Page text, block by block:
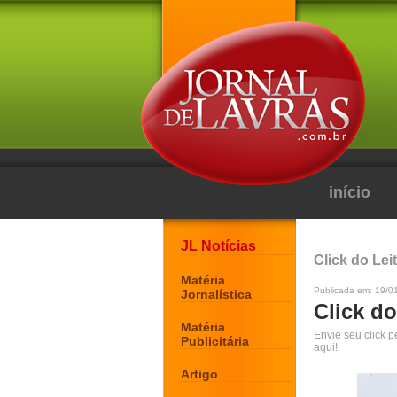
início
JL Notícias
Matéria
Jornalística
Matéria
Publicitária
Artigo
Click do
Publicada em: 19/
Click
Envie seu click
aqui!